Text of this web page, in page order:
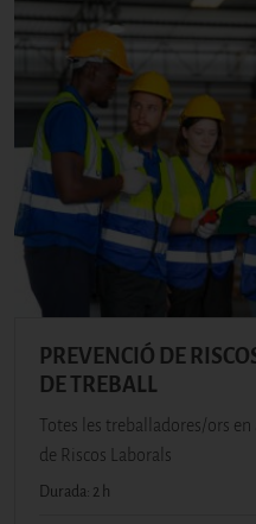
PREVENCIÓ DE
DE TREBALL
Totes les treballadores/ors
de Riscos Laborals
Durada: 2 h